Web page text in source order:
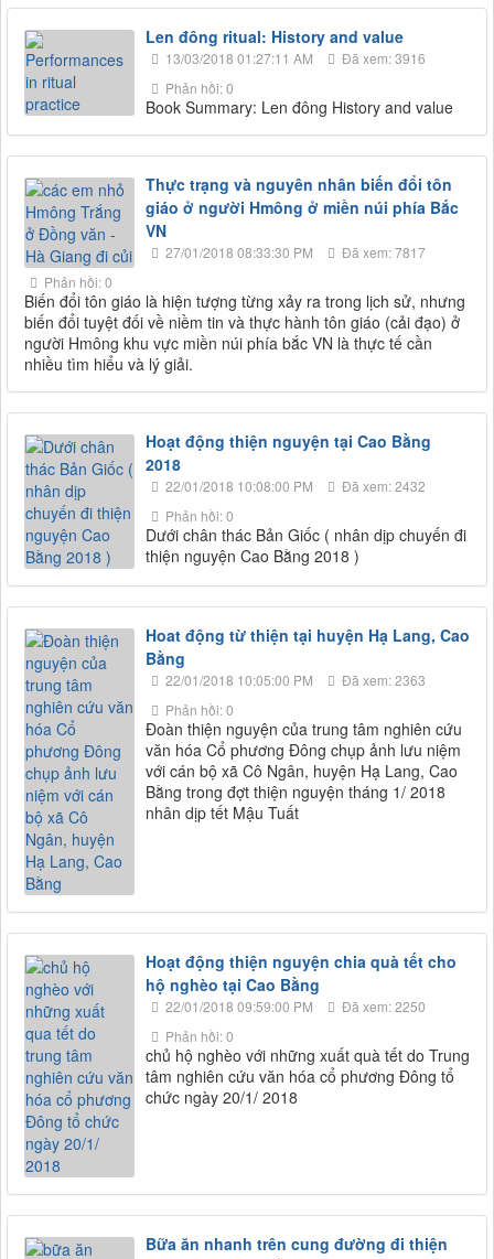
Len đông ritual: History and value
13/03/2018 01:27:11 AM
Đã xem: 3916
Phản hồi: 0
Book Summary: Len đông History and value
Thực trạng và nguyên nhân biến đổi tôn
giáo ở người Hmông ở miền núi phía Bắc
VN
27/01/2018 08:33:30 PM
Đã xem: 7817
Phản hồi: 0
Biến đổi tôn giáo là hiện tượng từng xảy ra trong lịch sử, nhưng
biến đổi tuyệt đối về niềm tin và thực hành tôn giáo (cải đạo) ở
người Hmông khu vực miền núi phía bắc VN là thực tế cần
nhiều tìm hiểu và lý giải.
Hoạt động thiện nguyện tại Cao Bằng
2018
22/01/2018 10:08:00 PM
Đã xem: 2432
Phản hồi: 0
Dưới chân thác Bản Giốc ( nhân dịp chuyến đi
thiện nguyện Cao Bằng 2018 )
Hoat động từ thiện tại huyện Hạ Lang, Cao
Bằng
22/01/2018 10:05:00 PM
Đã xem: 2363
Phản hồi: 0
Đoàn thiện nguyện của trung tâm nghiên cứu
văn hóa Cổ phương Đông chụp ảnh lưu niệm
với cán bộ xã Cô Ngân, huyện Hạ Lang, Cao
Bằng trong đợt thiện nguyện tháng 1/ 2018
nhân dịp tết Mậu Tuất
Hoạt động thiện nguyện chia quà tết cho
hộ nghèo tại Cao Bằng
22/01/2018 09:59:00 PM
Đã xem: 2250
Phản hồi: 0
chủ hộ nghèo với những xuất quà tết do Trung
tâm nghiên cứu văn hóa cổ phương Đông tổ
chức ngày 20/1/ 2018
Bữa ăn nhanh trên cung đường đi thiện